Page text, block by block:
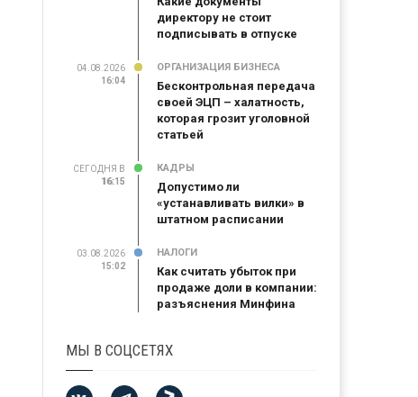
директору не стоит
подписывать в отпуске
04.08.2026
16:04
ОРГАНИЗАЦИЯ БИЗНЕСА
Бесконтрольная передача
своей ЭЦП – халатность,
которая грозит уголовной
статьей
СЕГОДНЯ В
16:15
16:15
КАДРЫ
Допустимо ли
«устанавливать вилки» в
штатном расписании
03.08.2026
15:02
НАЛОГИ
Как считать убыток при
продаже доли в компании:
разъяснения Минфина
МЫ В СОЦСЕТЯХ